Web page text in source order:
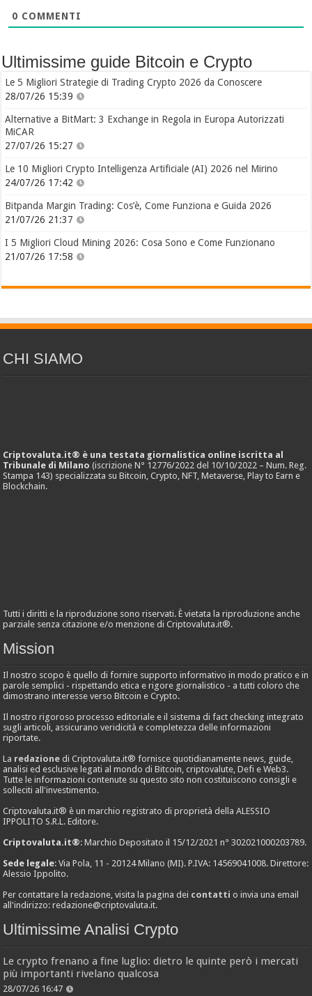
0 COMMENTI
Ultimissime guide Bitcoin e Crypto
Le 5 Migliori Strategie di Trading Crypto 2026 da Conoscere
28/07/26 15:39
Alternative a BitMart: 3 Exchange in Regola in Europa Autorizzati
MiCAR
27/07/26 15:27
Le 10 Migliori Crypto Intelligenza Artificiale (AI) 2026 nel Mirino
24/07/26 17:42
Bitpanda Margin Trading: Cos’è, Come Funziona e Guida 2026
21/07/26 21:37
I 5 Migliori Cloud Mining 2026: Cosa Sono e Come Funzionano
21/07/26 17:58
CHI SIAMO
Criptovaluta.it® è una testata giornalistica online iscritta al
Tribunale di Milano (iscrizione N° 12776/2022 del 10/10/2022 – Num. Reg.
Stampa 143) specializzata su Bitcoin, Crypto, NFT, Metaverse, Play to Earn e
Blockchain.
Tutti i diritti e la riproduzione sono riservati. È vietata la riproduzione anche
parziale senza citazione e/o menzione di Criptovaluta.it®.
Mission
Il nostro scopo è quello di fornire supporto informativo in modo pratico e in
parole semplici - rispettando etica e rigore giornalistico - a tutti coloro che
dimostrano interesse verso Bitcoin e Crypto.
Il nostro rigoroso processo editoriale e il sistema di fact checking integrato
sugli articoli, assicurano veridicità e completezza delle informazioni
riportate.
La redazione di Criptovaluta.it® fornisce quotidianamente news, guide,
analisi ed esclusive legati al mondo di Bitcoin, criptovalute, Defi e Web3.
Tutte le informazioni contenute su questo sito non costituiscono consigli e
solleciti all'investimento.
Criptovaluta.it® è un marchio registrato di proprietà della ALESSIO
IPPOLITO S.R.L. Editore.
Criptovaluta.it®: Marchio Depositato il 15/12/2021 n° 302021000203789.
Sede legale: Via Pola, 11 - 20124 Milano (MI). P.IVA: 14569041008. Direttore:
Alessio Ippolito.
Per contattare la redazione, visita la pagina dei contatti o invia una email
all'indirizzo:redazione@criptovaluta.it.
Ultimissime Analisi Crypto
Le crypto frenano a fine luglio: dietro le quinte però i mercati
più importanti rivelano qualcosa
28/07/26 16:47